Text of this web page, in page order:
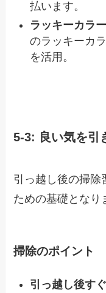
払います。
ラッキーカラ
のラッキーカ
を活用。
5-3: 良い気を引
引っ越し後の掃除
ための基礎となり
掃除のポイント
引っ越し後す